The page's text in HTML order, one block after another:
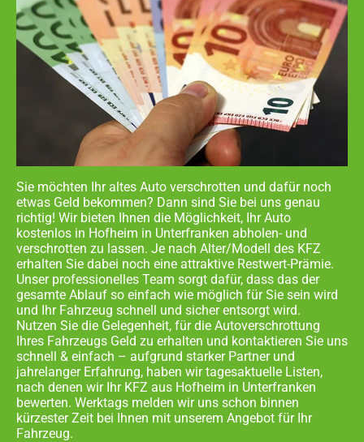
Sie möchten Ihr altes Auto verschrotten und dafür noch
etwas Geld bekommen? Dann sind Sie bei uns genau
richtig! Wir bieten Ihnen die Möglichkeit, Ihr Auto
kostenlos in Hofheim in Unterfranken abholen- und
verschrotten zu lassen. Je nach Alter/Modell des KFZ
erhalten Sie dabei noch eine attraktive Restwert-Prämie.
Unser professionelles Team sorgt dafür, dass das der
gesamte Ablauf so einfach wie möglich für Sie sein wird
und Ihr Fahrzeug schnell und sicher entsorgt wird.
Nutzen Sie die Gelegenheit, für die Autoverschrottung
Ihres Fahrzeugs Geld zu erhalten und kontaktieren Sie uns
schnell & einfach – aufgrund starker Partner und
jahrelanger Erfahrung, haben wir tagesaktuelle Listen,
nach denen wir Ihr KFZ aus Hofheim in Unterfranken
bewerten. Werktags melden wir uns schon binnen
kürzester Zeit bei Ihnen mit unserem Angebot für Ihr
Fahrzeug.